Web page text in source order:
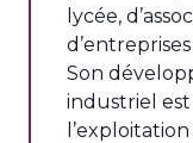
lycée,
Son
industriel